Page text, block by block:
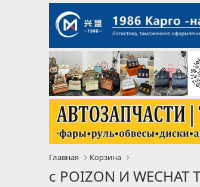
Главная Корзина
с POIZON И